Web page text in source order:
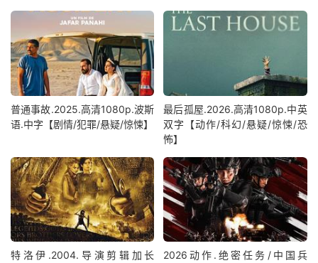
普通事故.2025.高清1080p.波斯
语.中字【剧情/犯罪/悬疑/惊悚】
最后孤屋.2026.高清1080p.中英
双字【动作/科幻/悬疑/惊悚/恐
怖】
特洛伊.2004.导演剪辑加长
2026动作.绝密任务/中国兵